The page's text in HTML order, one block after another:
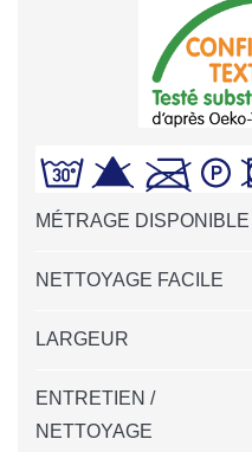
MÉTRAGE DISPONIBLE
NETTOYAGE FACILE
LARGEUR
ENTRETIEN /
NETTOYAGE